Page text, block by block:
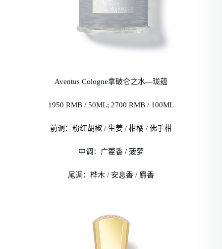
Aventus Cologne拿破仑之水—珑蕴
1950 RMB / 50ML; 2700 RMB / 100ML
前调：粉红胡椒 / 生姜 / 柑橘 / 佛手柑
中调：广藿香 / 菠萝
尾调：桦木 / 安息香 / 麝香